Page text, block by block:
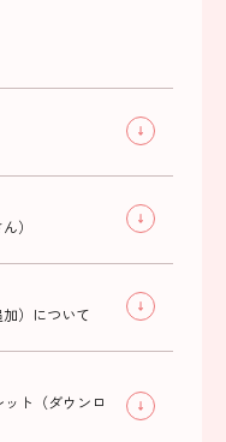
）
）について
ト（ダウンロ